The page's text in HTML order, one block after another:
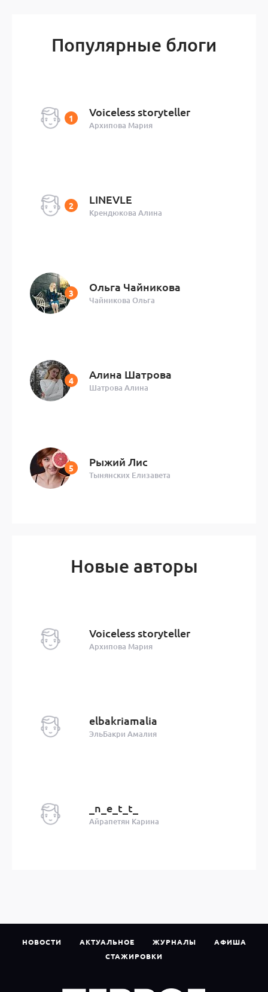
Популярные блоги
Voiceless storyteller
Архипова Мария
LINEVLE
Крендюкова Алина
Ольга Чайникова
Чайникова Ольга
Алина Шатрова
Шатрова Алина
Рыжий Лис
Тынянских Елизавета
Новые авторы
Voiceless storyteller
Архипова Мария
elbakriamalia
ЭльБакри Амалия
_n_e_t_t_
Айрапетян Карина
НОВОСТИ АКТУАЛЬНОЕ ЖУРНАЛЫ
АФИША
СТАЖИРОВКИ